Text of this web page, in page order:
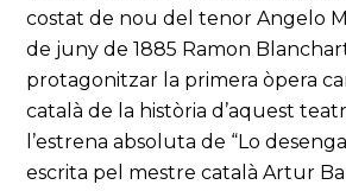
costat de nou del tenor Angelo
de juny de 1885 Ramon
protagonitzar la primera òpera
català de la història d’aquest
l’estrena absoluta de “Lo
escrita pel mestre català Artur